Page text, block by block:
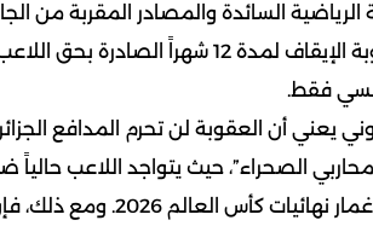
الرياضية السائدة والمصادر المقربة من
لكرة القدم، فإن عقوبة الإيقاف لمدة 12 شهراً
فقط.
يعني أن العقوبة لن تحرم المدافع
الصحراء”، حيث يتواجد اللاعب حالياً
التي تستعد لخوض غمار نهائيات